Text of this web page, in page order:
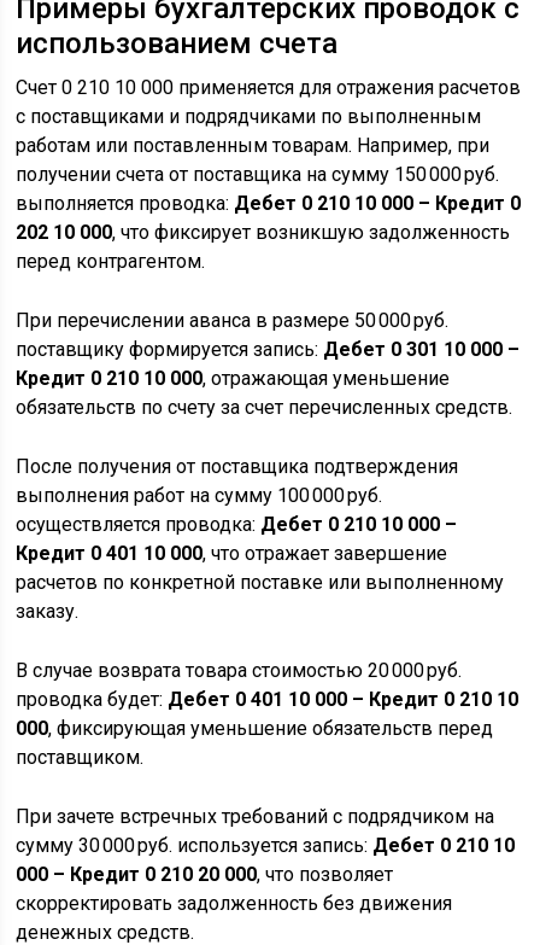
Примеры бухгалтерских проводок с
использованием счета
Счет 0 210 10 000 применяется для отражения расчетов
с поставщиками и подрядчиками по выполненным
работам или поставленным товарам. Например, при
получении счета от поставщика на сумму 150 000 руб.
выполняется проводка: Дебет 0 210 10 000 – Кредит 0
202 10 000, что фиксирует возникшую задолженность
перед контрагентом.
При перечислении аванса в размере 50 000 руб.
поставщику формируется запись: Дебет 0 301 10 000 –
Кредит 0 210 10 000, отражающая уменьшение
обязательств по счету за счет перечисленных средств.
После получения от поставщика подтверждения
выполнения работ на сумму 100 000 руб.
осуществляется проводка: Дебет 0 210 10 000 –
Кредит 0 401 10 000, что отражает завершение
расчетов по конкретной поставке или выполненному
заказу.
В случае возврата товара стоимостью 20 000 руб.
проводка будет: Дебет 0 401 10 000 – Кредит 0 210 10
000, фиксирующая уменьшение обязательств перед
поставщиком.
При зачете встречных требований с подрядчиком на
сумму 30 000 руб. используется запись: Дебет 0 210 10
000 – Кредит 0 210 20 000, что позволяет
скорректировать задолженность без движения
денежных средств.